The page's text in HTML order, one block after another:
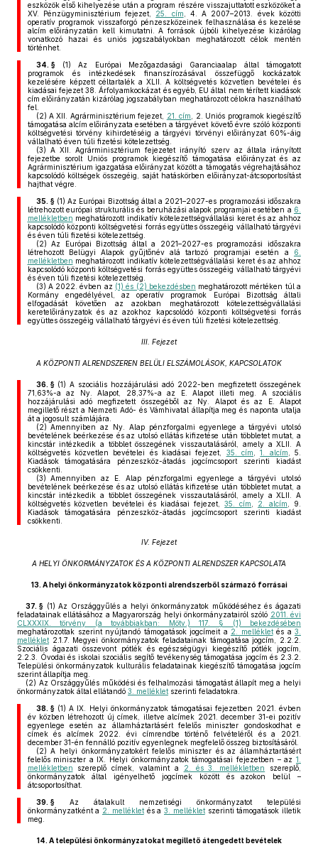
eszközök első kihelyezése után a program részére visszajuttatott eszközöket a
XV. Pénzügyminisztérium fejezet, 25. cím , 4. A 2007–2013. évek közötti
operatív programok visszaforgó pénzeszközeinek felhasználása és kezelése
alcím előirányzatán kell kimutatni. A források újbóli kihelyezése kizárólag
vonatkozó hazai és uniós jogszabályokban meghatározott célok mentén
történhet.
34. §(1) Az Európai Mezőgazdasági Garanciaalap által támogatott
programok és intézkedések finanszírozásával összefüggő kockázatok
kezelésére képzett céltartalék a XLII. A költségvetés közvetlen bevételei és
kiadásai fejezet 38. Árfolyamkockázat és egyéb, EU által nem térített kiadások
cím előirányzatán kizárólag jogszabályban meghatározott célokra használható
fel.
(2) A XII. Agrárminisztérium fejezet, 21. cím
, 2. Uniós programok kiegészítő
támogatása alcím előirányzata esetében a tárgyévet követő évre szóló központi
költségvetési törvény kihirdetéséig a tárgyévi törvényi előirányzat 60%-áig
vállalható éven túli fizetési kötelezettség.
(3) A XII. Agrárminisztérium fejezetet irányító szerv az általa irányított
fejezetbe sorolt Uniós programok kiegészítő támogatása előirányzat és az
Agrárminisztérium igazgatása előirányzat között a támogatás végrehajtásához
kapcsolódó költségek összegéig, saját hatáskörben előirányzat-átcsoportosítást
hajthat végre.
35. §(1) Az Európai Bizottság által a 2021–2027-es programozási időszakra
létrehozott európai strukturális és beruházási alapok programjai esetében a 6.
mellékletben meghatározott indikatív kötelezettségvállalási keret és az ahhoz
kapcsolódó központi költségvetési forrás együttes összegéig vállalható tárgyévi
és éven túli fizetési kötelezettség.
(2) Az Európai Bizottság által a 2021–2027-es programozási időszakra
létrehozott Belügyi Alapok gyűjtőnév alá tartozó programjai esetén a 6.
mellékletben meghatározott indikatív kötelezettségvállalási keret és az ahhoz
kapcsolódó központi költségvetési forrás együttes összegéig vállalható tárgyévi
és éven túli fizetési kötelezettség.
(3) A 2022. évben az (1) és (2) bekezdésben meghatározott mértéken túl a
Kormány engedélyével, az operatív programok Európai Bizottság általi
elfogadását követően az azokban meghatározott kötelezettségvállalási
keretelőirányzatok és az azokhoz kapcsolódó központi költségvetési forrás
együttes összegéig vállalható tárgyévi és éven túli fizetési kötelezettség.
III. Fejezet
A KÖZPONTI ALRENDSZEREN BELÜLI ELSZÁMOLÁSOK, KAPCSOLATOK
36. §(1) A szociális hozzájárulási adó 2022-ben megfizetett összegének
71,63%-a az Ny. Alapot, 28,37%-a az E. Alapot illeti meg. A szociális
hozzájárulási adó megfizetett összegéből az Ny. Alapot és az E. Alapot
megillető részt a Nemzeti Adó- és Vámhivatal állapítja meg és naponta utalja
át a jogosult számlájára.
(2) Amennyiben az Ny. Alap pénzforgalmi egyenlege a tárgyévi utolsó
bevételének beérkezése és az utolsó ellátás kifizetése után többletet mutat, a
kincstár intézkedik a többlet összegének visszautalásáról, amely a XLII. A
költségvetés közvetlen bevételei és kiadásai fejezet, 35. cím ,1. alcím , 5.
Kiadások támogatására pénzeszköz-átadás jogcímcsoport szerinti kiadást
csökkenti.
(3) Amennyiben az E. Alap pénzforgalmi egyenlege a tárgyévi utolsó
bevételének beérkezése és az utolsó ellátás kifizetése után többletet mutat, a
kincstár intézkedik a többlet összegének visszautalásáról, amely a XLII. A
költségvetés közvetlen bevételei és kiadásai fejezet,35. cím 2. alcím , 9.
Kiadások támogatására pénzeszköz-átadás jogcímcsoport szerinti kiadást
csökkenti.
IV. Fejezet
A HELYI ÖNKORMÁNYZATOK ÉS A KÖZPONTI ALRENDSZER KAPCSOLATA
13. A helyi önkormányzatok központi alrendszerből származó forrásai
37. § (1) Az Országgyűlés a helyi önkormányzatok működéséhez és ágazati
feladatainak ellátásához a Magyarország helyi önkormányzatairól szóló 2011. évi
CLXXXIX. törvény (a továbbiakban: Mötv.) 117. § (1) bekezdésében
meghatározottak szerint nyújtandó támogatások jogcímeit a 2. mellékletés a 3.
melléklet 2.1.7. Megyei önkormányzatok feladatainak támogatása jogcím, 2.2.2.
Szociális ágazati összevont pótlék és egészségügyi kiegészítő pótlék jogcím,
2.2.3. Óvodai és iskolai szociális segítő tevékenység támogatása jogcím és 2.3.2.
Települési önkormányzatok kulturális feladatainak kiegészítő támogatása jogcím
szerint állapítja meg.
(2) Az Országgyűlés működési és felhalmozási támogatást állapít meg a helyi
önkormányzatok által ellátandó 3. melléklet szerinti feladatokra.
38. §(1) A IX. Helyi önkormányzatok támogatásai fejezetben 2021. évben
év közben létrehozott új címek, illetve alcímek 2021. december 31-ei pozitív
egyenlege esetén az államháztartásért felelős miniszter gondoskodhat e
címek és alcímek 2022. évi címrendbe történő felvételéről és a 2021.
december 31-én fennálló pozitív egyenlegnek megfelelő összeg biztosításáról.
(2) A helyi önkormányzatokért felelős miniszter és az államháztartásért
felelős miniszter a IX. Helyi önkormányzatok támogatásai fejezetben – az 1.
mellékletben szereplő címek, valamint a 2. és 3. mellékletben szereplő,
önkormányzatok által igényelhető jogcímek között és azokon belül –
átcsoportosíthat.
39. §Az átalakult nemzetiségi önkormányzatot települési
önkormányzatként a 2. mellékletés a 3. mellékletszerinti támogatások illetik
meg.
14. A települési önkormányzatokat megillető átengedett bevételek